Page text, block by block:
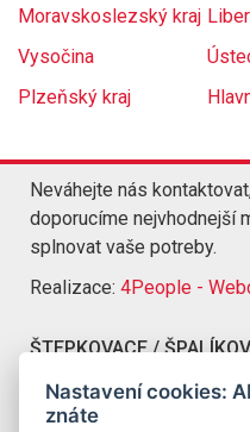
Moravskoslezský kraj
Vysočina
Plzeňský kraj
Neváhejte nás
doporucíme nejvhodnejší
splnovat vaše potreby.
Realizace: 4People -
ŠTEPKOVACE /
Kompletní nabídka
Nastavení cookies:
znáte